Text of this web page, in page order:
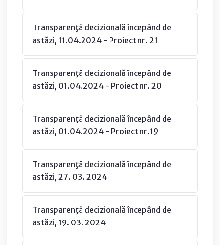
Transparenţă decizională începând de
astăzi, 11.04.2024 - Proiect nr. 21
Transparenţă decizională începând de
astăzi, 01.04.2024 - Proiect nr. 20
Transparenţă decizională începând de
astăzi, 01.04.2024 - Proiect nr.19
Transparenţă decizională începând de
astăzi, 27. 03. 2024
Transparenţă decizională începând de
astăzi, 19. 03. 2024